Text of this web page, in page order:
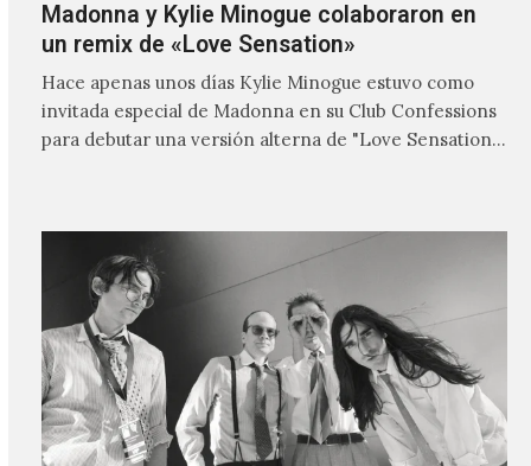
Madonna y Kylie Minogue colaboraron en
un remix de «Love Sensation»
Hace apenas unos días Kylie Minogue estuvo como
invitada especial de Madonna en su Club Confessions
para debutar una versión alterna de "Love Sensation",